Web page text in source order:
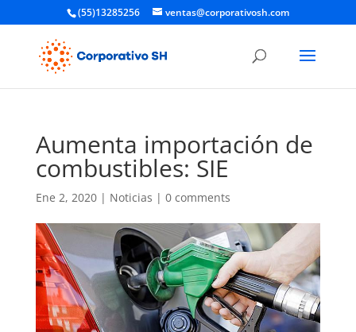
(55)13285256 ventas@corporativosh.com
Aumenta importación de
combustibles: SIE
Ene 2, 2020| Noticias | 0 comments